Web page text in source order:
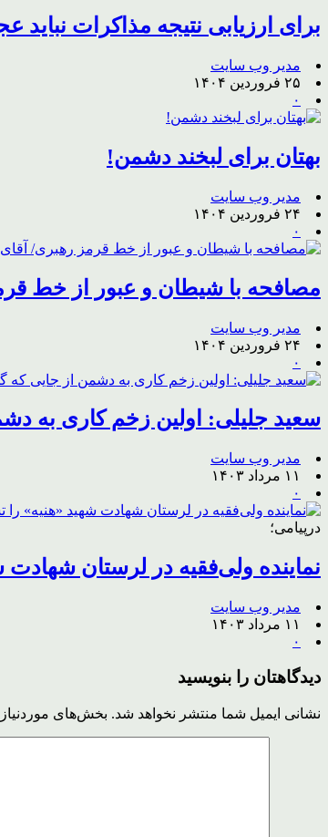
برای ارزیابی نتیجه مذاکرات
مدیر وب سایت
۲۵ فروردین ۱۴۰۴
۰
بهتان برای لبخند دشمن!
مدیر وب سایت
۲۴ فروردین ۱۴۰۴
۰
مصافحه با شیطان و عبور از خط
مدیر وب سایت
۲۴ فروردین ۱۴۰۴
۰
سعید جلیلی: اولین زخم کاری به
مدیر وب سایت
۱۱ مرداد ۱۴۰۳
۰
درپیامی؛
نماینده ولی‌فقیه در لرستان
مدیر وب سایت
۱۱ مرداد ۱۴۰۳
۰
دیدگاهتان را بنویسید
نشانی ایمیل شما منتشر نخواهد شد. بخش‌های